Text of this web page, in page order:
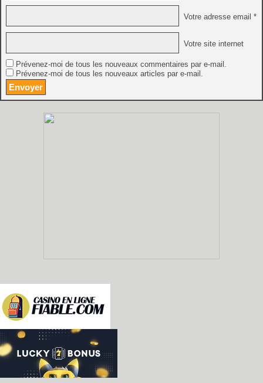
Votre adresse email *
Votre site internet
Prévenez-moi de tous les nouveaux commentaires par e-mail.
Prévenez-moi de tous les nouveaux articles par e-mail.